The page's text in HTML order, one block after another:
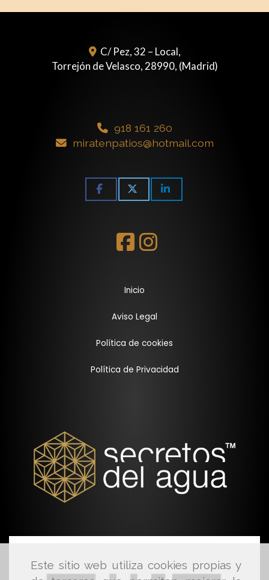
Este sitio web utiliza cookies propias y
C/ Pez, 32 – Local,
Torrejón de Velasco, 28990, (Madrid)
918 161 260
miratenpatios
hotmail.com
Inicio
Aviso Legal
Política de cookies
Política de Privacidad